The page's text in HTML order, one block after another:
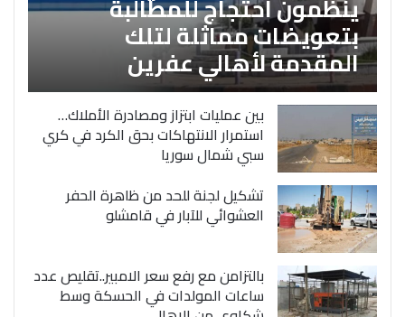
بتعويضات مماثلة لتلك
المقدمة لأهالي عفرين
بين عمليات ابتزاز ومصادرة الأملاك…
استمرار الانتهاكات بحق الكرد في كري
سبي شمال سوريا
تشكيل لجنة للحد من ظاهرة الحفر
العشوائي للآبار في قامشلو
بالتزامن مع رفع سعر الامبير..تقليص عدد
ساعات المولدات في الحسكة وسط